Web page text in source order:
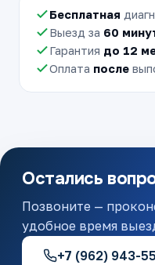
Бесплатная
Выезд за 60
Гарантия до 12
Оплата после
Остались
Позвоните —
удобное время
+7 (962) 943-